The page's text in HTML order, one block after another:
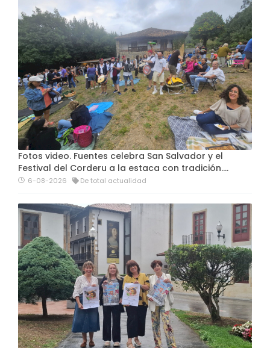
Fotos video. Fuentes celebra San Salvador y el
Festival del Corderu a la estaca con tradición....
6-08-2026 De total actualidad